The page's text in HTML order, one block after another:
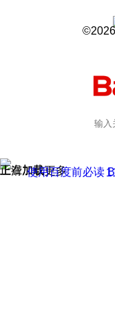
正在加载
上滑加载更多
使用百度前必读